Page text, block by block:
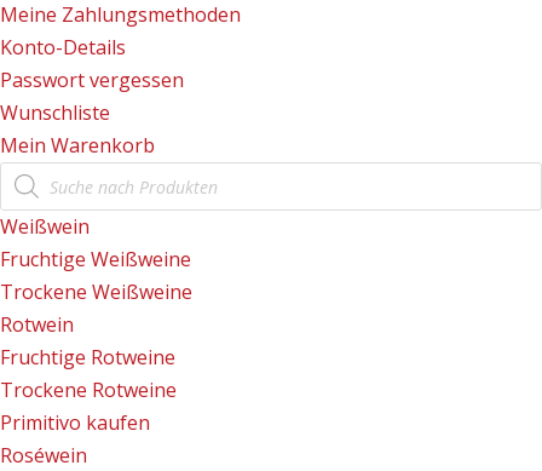
Meine Zahlungsmethoden
Konto-Details
Passwort vergessen
Wunschliste
Mein Warenkorb
Products
search
Weißwein
Fruchtige Weißweine
Trockene Weißweine
Rotwein
Fruchtige Rotweine
Trockene Rotweine
Primitivo kaufen
Roséwein